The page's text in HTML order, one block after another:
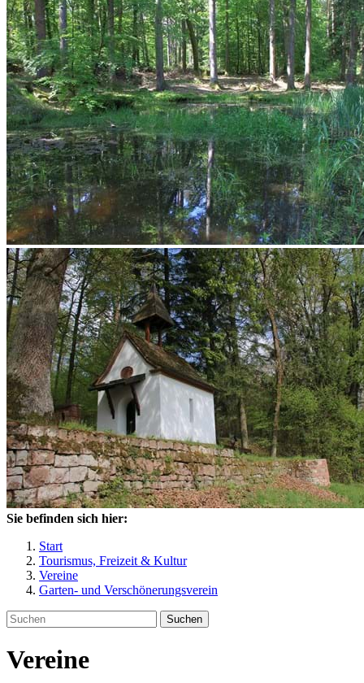
Sie befinden sich hier:
Start
Tourismus, Freizeit & Kultur
Vereine
Garten- und Verschönerungsverein
Suchen
Vereine